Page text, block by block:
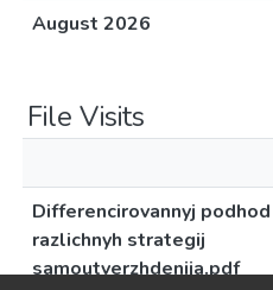
August 2026
File Visits
Differencirovannyj
razlichnyh strategij
samoutverzhdenija.pdf